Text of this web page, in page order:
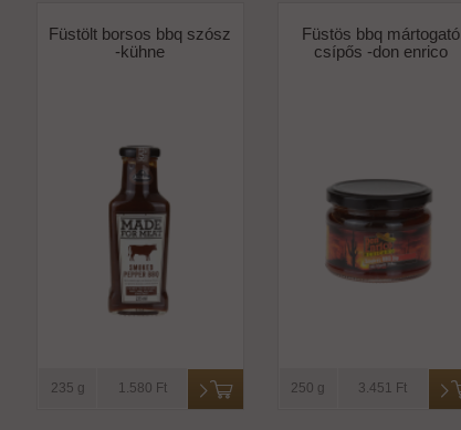
Füstölt borsos bbq szósz
-kühne
235 g 1.580 Ft
Füstös bbq mártogató
csípős -don enrico
250 g 3.451 Ft